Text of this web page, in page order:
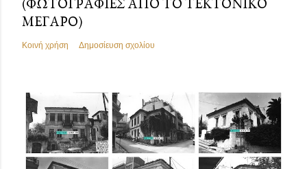
ΜΈΓΑΡΟ)
Κοινή χρήση Δημοσίευση σχολίου